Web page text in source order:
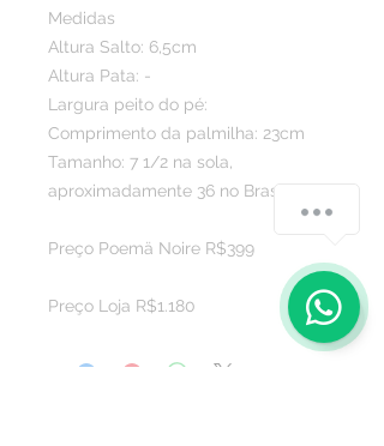
Medidas
Altura Salto: 6,5cm
Altura Pata: -
Largura peito do pé:
Comprimento da palmilha: 23cm
Tamanho: 7 1/2 na sola,
aproximadamente 36 no Brasil
Preço Poemä Noire R$399
Preço Loja R$1.180